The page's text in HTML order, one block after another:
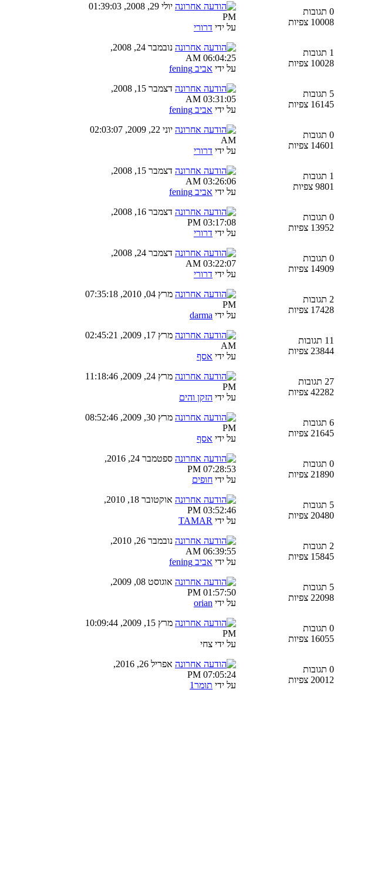
0 תגובות
10008 צפיות
יולי 29, 2008, 01:39:03
PM
על ידי דרורי
1 תגובות
10028 צפיות
נובמבר 24, 2008,
06:04:25 AM
על ידי אביב fening
5 תגובות
16145 צפיות
דצמבר 15, 2008,
03:31:05 AM
על ידי אביב fening
0 תגובות
14601 צפיות
יוני 22, 2009, 02:03:07
AM
על ידי דרורי
1 תגובות
9801 צפיות
דצמבר 15, 2008,
03:26:06 AM
על ידי אביב fening
0 תגובות
13952 צפיות
דצמבר 16, 2008,
03:17:08 PM
על ידי דרורי
0 תגובות
14909 צפיות
דצמבר 24, 2008,
03:22:07 AM
על ידי דרורי
2 תגובות
17428 צפיות
מרץ 04, 2010, 07:35:18
PM
על ידי darma
11 תגובות
23844 צפיות
מרץ 17, 2009, 02:45:21
AM
על ידי אסף
27 תגובות
42282 צפיות
מרץ 24, 2009, 11:18:46
PM
על ידי הזקן והים
6 תגובות
21645 צפיות
מרץ 30, 2009, 08:52:46
PM
על ידי אסף
0 תגובות
21890 צפיות
ספטמבר 24, 2016,
07:28:53 PM
על ידי חופים
5 תגובות
20480 צפיות
אוקטובר 18, 2010,
03:52:46 PM
על ידי TAMAR
2 תגובות
15845 צפיות
נובמבר 26, 2010,
06:39:55 AM
על ידי אביב fening
5 תגובות
22098 צפיות
אוגוסט 08, 2009,
01:57:50 PM
על ידי orian
0 תגובות
16055 צפיות
מרץ 15, 2009, 10:09:44
PM
על ידי צחי
0 תגובות
20012 צפיות
אפריל 26, 2016,
07:05:24 PM
על ידי תומר1